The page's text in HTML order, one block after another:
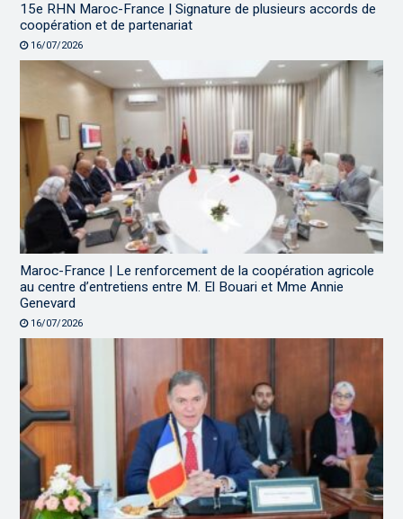
15e RHN Maroc-France | Signature de plusieurs accords de
coopération et de partenariat
16/07/2026
Maroc-France | Le renforcement de la coopération agricole
au centre d’entretiens entre M. El Bouari et Mme Annie
Genevard
16/07/2026